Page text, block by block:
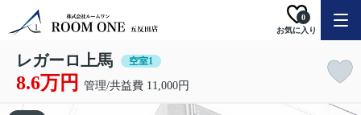
お気に入り
0
レガーロ上馬 空室1
8.6万円 管理/共益費 11,000円